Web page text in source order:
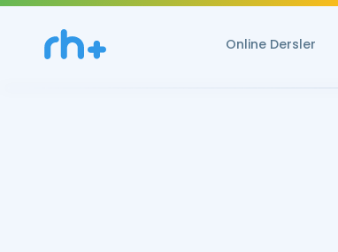
Online Dersler